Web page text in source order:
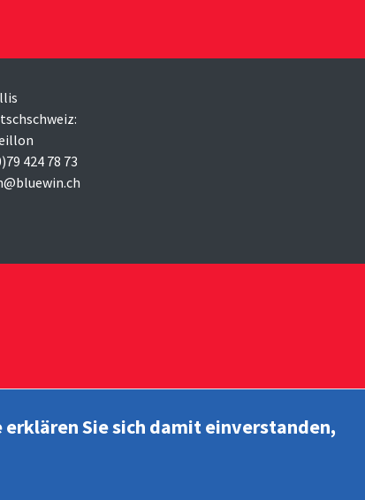
Sie sich damit einverstanden,
424 78 73